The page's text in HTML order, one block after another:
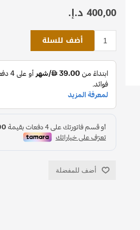
400٫00 د.إ.‏
أضف للسلة
أضف للمفضلة